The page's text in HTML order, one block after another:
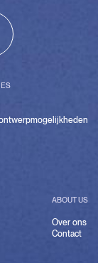
ABOUT US
Over ons
Contact